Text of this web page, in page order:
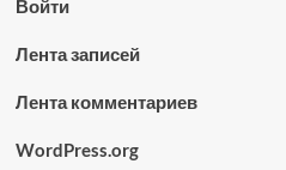
Войти
Лента записей
Лента комментариев
WordPress.org